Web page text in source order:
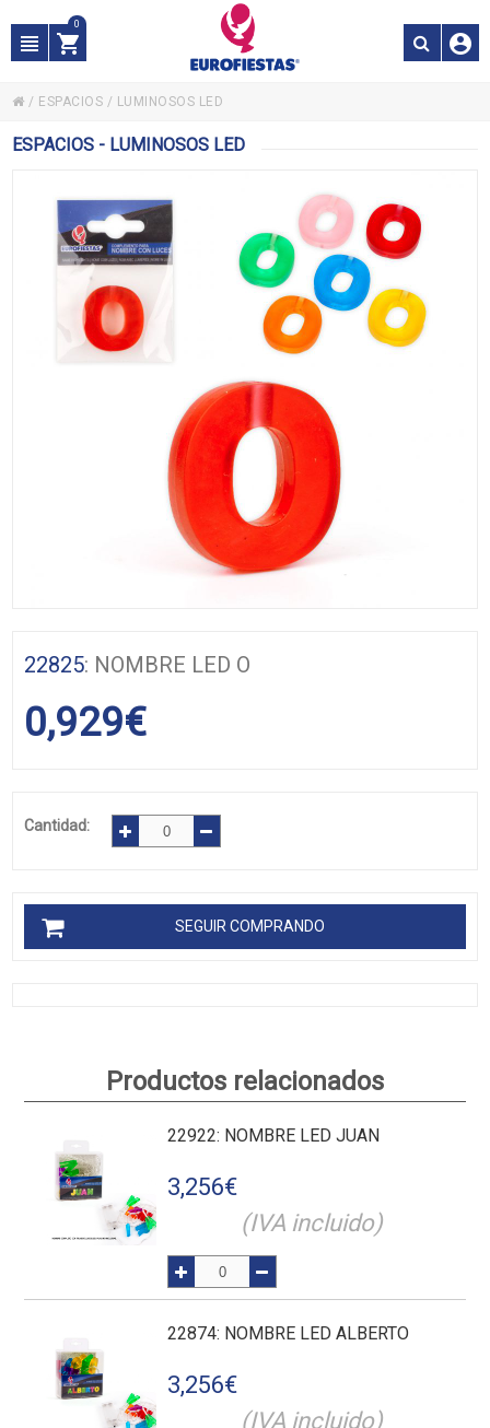
0
/ ESPACIOS / LUMINOSOS LED
ESPACIOS - LUMINOSOS LED
22825: NOMBRE LED O
0,929€
Cantidad:
SEGUIR COMPRANDO
Productos relacionados
22922: NOMBRE LED JUAN
3,256€
(IVA incluido)
22874: NOMBRE LED ALBERTO
3,256€
(IVA incluido)